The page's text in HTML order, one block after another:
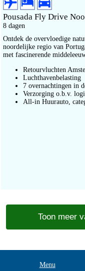
Pousada Fly Drive
8 dagen
Ontdek de overvloedige
noordelijke regio van
met fascinerende
Retourvluchten
Luchthavenbelasting
7 overnachtingen in
Verzorging o.b.v.
All-in Huurauto,
Toon meer
Menu